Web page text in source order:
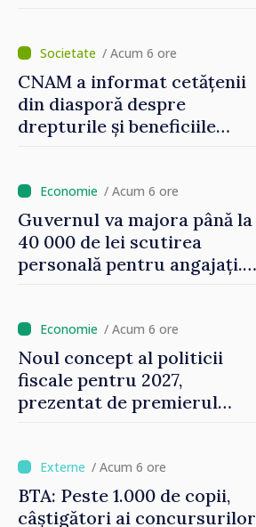
/ Acum 6 ore
CNAM a informat cetățenii
din diasporă despre
drepturile și beneficiile
/ Acum 6 ore
Guvernul va majora până la
40 000 de lei scutirea
personală pentru angajați.
oamenilor”/ Acum 6 ore
Noul concept al politicii
fiscale pentru 2027,
prezentat de premierul
investițiile, taxăm viciile și
echilibrăm taxarea
consumului”
/ Acum 6 ore
BTA: Peste 1.000 de copii,
câștigători ai concursurilor